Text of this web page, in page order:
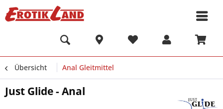
Übersicht Anal Gleitmittel
Just Glide - Anal